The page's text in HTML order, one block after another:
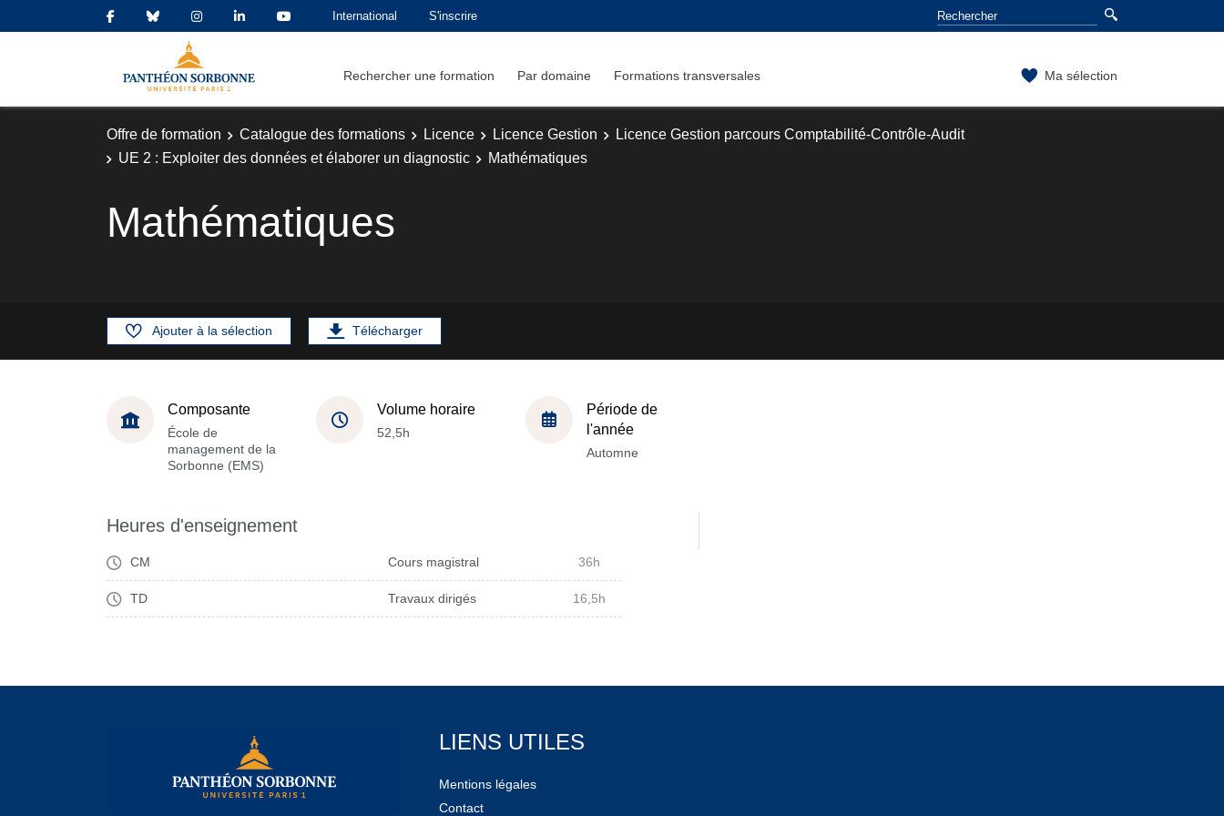
International S'inscrire
Rechercher une formation Par domaine Formations transversales Ma sélection
Offre de formation Catalogue des formations Licence Licence Gestion
Licence Gestion parcours Comptabilité-Contrôle-Audit
UE 2 : Exploiter des données et élaborer un diagnostic
Mathématiques
Mathématiques
Ajouter à la sélection Télécharger
Composante
École de
management de la
Sorbonne (EMS)
Volume horaire
52,5h
Période de
l'année
Automne
Heures d'enseignement
CM Cours magistral 36h
TD Travaux dirigés 16,5h
LIENS UTILES
Mentions légales
Contact